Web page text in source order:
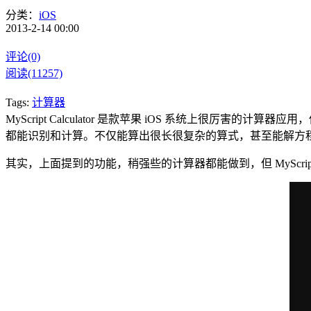
分类： iOS
2013-2-14 00:00
评论(0)
阅读(11257)
Tags: 计算器
MyScript Calculator 是款苹果 iOS 系统上很厉害的计算器应
都能识别和计算。不仅能算出很长很复杂的算式，甚至能解方
其实，上面提到的功能，稍强些的计算器都能做到，但